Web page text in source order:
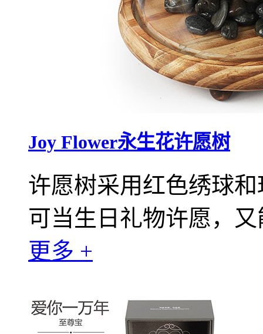
Joy Flower永生花许愿树
许愿树采用红色绣球
可当生日礼物许愿，
更多 +